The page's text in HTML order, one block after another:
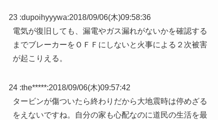
23 :dupoihyyywa:2018/09/06(木)09:58:36
電気が復旧しても、漏電やガス漏れがないかを確認する
までブレーカーをＯＦＦにしないと火事による２次被害
が起こりえる。
24 :the*****:2018/09/06(木)09:57:42
タービンが傷ついたら終わりだから大地震時は停めざる
をえないですね。自分の家も心配なのに道民の生活を最